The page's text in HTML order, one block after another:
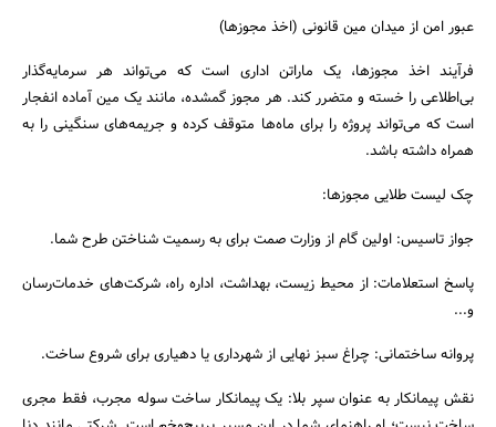
عبور امن از میدان مین قانونی (اخذ مجوزها)
فرآیند اخذ مجوزها، یک ماراتن اداری است که می‌تواند هر سرمایه‌گذار
بی‌اطلاعی را خسته و متضرر کند. هر مجوز گمشده، مانند یک مین آماده انفجار
است که می‌تواند پروژه را برای ماه‌ها متوقف کرده و جریمه‌های سنگینی را به
همراه داشته باشد.
چک لیست طلایی مجوزها:
جواز تاسیس: اولین گام از وزارت صمت برای به رسمیت شناختن طرح شما.
پاسخ استعلامات: از محیط زیست، بهداشت، اداره راه، شرکت‌های خدمات‌رسان
و...
پروانه ساختمانی: چراغ سبز نهایی از شهرداری یا دهیاری برای شروع ساخت.
نقش پیمانکار به عنوان سپر بلا: یک پیمانکار ساخت سوله مجرب، فقط مجری